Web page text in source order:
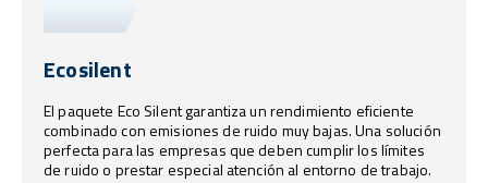
Ecosilent
El paquete Eco Silent garantiza un rendimiento eficiente
combinado con emisiones de ruido muy bajas. Una solución
perfecta para las empresas que deben cumplir los límites
de ruido o prestar especial atención al entorno de trabajo.